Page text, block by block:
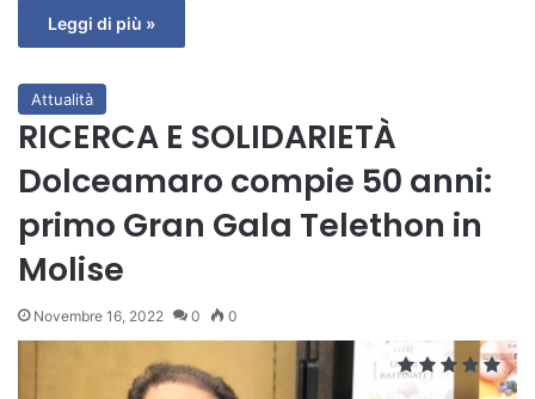
Leggi di più »
Attualità
RICERCA E SOLIDARIETÀ
Dolceamaro compie 50 anni:
primo Gran Gala Telethon in
Molise
Novembre 16, 2022 0 0